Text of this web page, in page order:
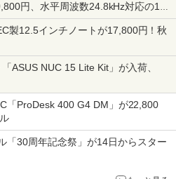
円、水平周波数24.8kHz対応の17
指数連動セール ほか
製12.5インチノートが17,800円！秋
ASUS NUC 15 Lite Kit」が入荷、
「ProDesk 400 G4 DM」が22,800
「30周年記念祭」が14日からスター